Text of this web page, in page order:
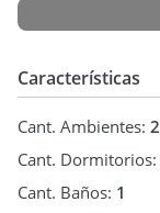
Características
Cant. Ambientes: 2
Cant. Dormitorios:
Cant. Baños: 1